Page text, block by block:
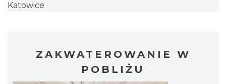
Katowice
ZAKWATEROWANIE W
POBLIŻU